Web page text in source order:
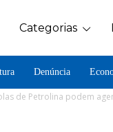
Categorias
Denúncia
de Petrolina podem